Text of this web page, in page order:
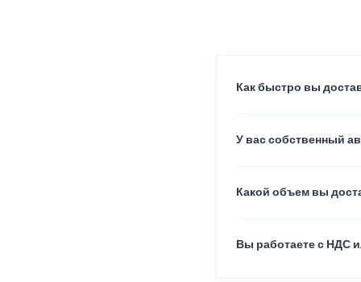
Как быстро вы
У вас собственный
Какой объем вы
Вы работаете с НДС